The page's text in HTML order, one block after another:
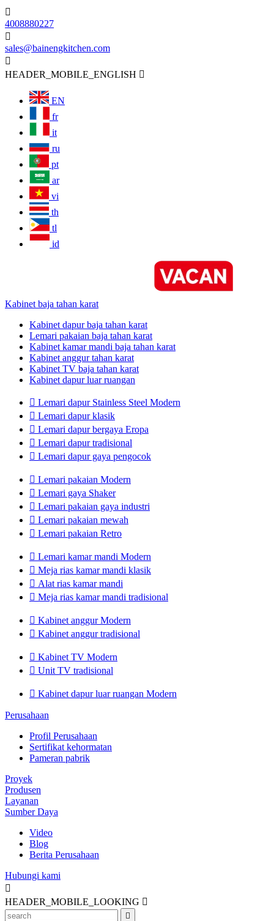

4008880227

sales@bainengkitchen.com

HEADER_MOBILE_ENGLISH 
EN
fr
it
ru
pt
ar
vi
th
tl
id
Kabinet baja tahan karat
Kabinet dapur baja tahan karat
Lemari pakaian baja tahan karat
Kabinet kamar mandi baja tahan karat
Kabinet anggur tahan karat
Kabinet TV baja tahan karat
Kabinet dapur luar ruangan
 Lemari dapur Stainless Steel Modern
 Lemari dapur klasik
 Lemari dapur bergaya Eropa
 Lemari dapur tradisional
 Lemari dapur gaya pengocok
 Lemari pakaian Modern
 Lemari gaya Shaker
 Lemari pakaian gaya industri
 Lemari pakaian mewah
 Lemari pakaian Retro
 Lemari kamar mandi Modern
 Meja rias kamar mandi klasik
 Alat rias kamar mandi
 Meja rias kamar mandi tradisional
 Kabinet anggur Modern
 Kabinet anggur tradisional
 Kabinet TV Modern
 Unit TV tradisional
 Kabinet dapur luar ruangan Modern
Perusahaan
Profil Perusahaan
Sertifikat kehormatan
Pameran pabrik
Proyek
Produsen
Layanan
Sumber Daya
Video
Blog
Berita Perusahaan
Hubungi kami

HEADER_MOBILE_LOOKING 
